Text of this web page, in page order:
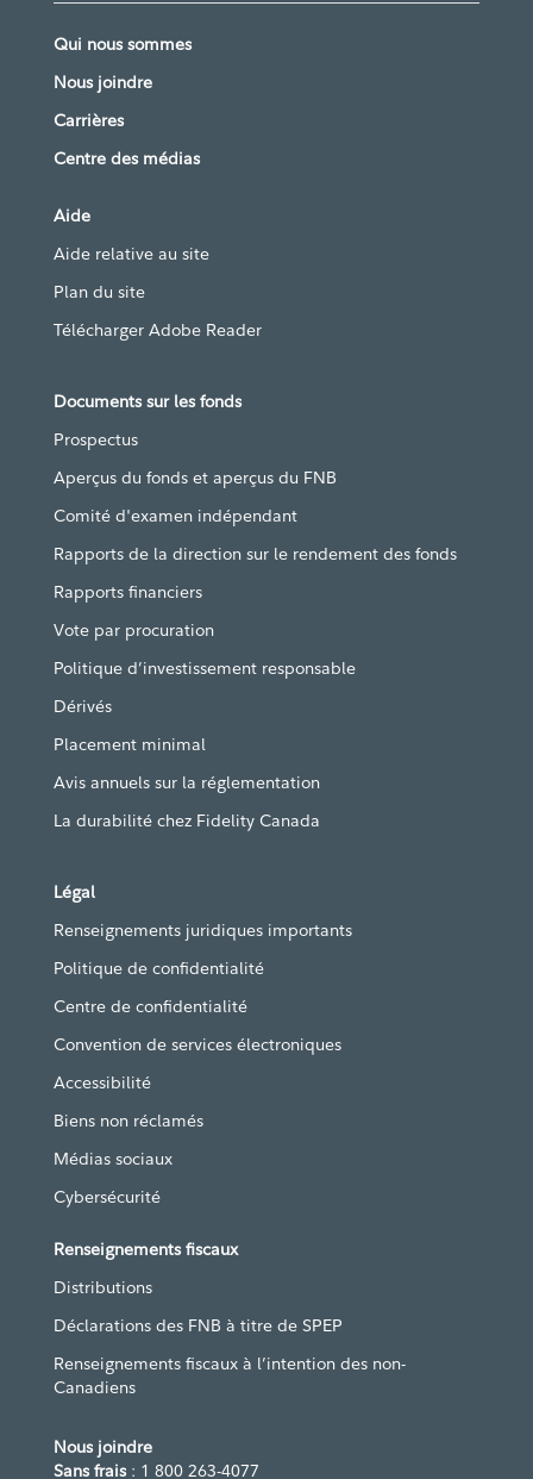
Qui nous sommes
Nous joindre
Carrières
Centre des médias
Aide
Aide relative au site
Plan du site
Télécharger Adobe Reader
Documents sur les fonds
Prospectus
Aperçus du fonds et aperçus du FNB
Comité d'examen indépendant
Rapports de la direction sur le rendement des fonds
Rapports financiers
Vote par procuration
Politique d’investissement responsable
Dérivés
Placement minimal
Avis annuels sur la réglementation
La durabilité chez Fidelity Canada
Légal
Renseignements juridiques importants
Politique de confidentialité
Centre de confidentialité
Convention de services électroniques
Accessibilité
Biens non réclamés
Médias sociaux
Cybersécurité
Renseignements fiscaux
Distributions
Déclarations des FNB à titre de SPEP
Renseignements fiscaux à l’intention des non-
Canadiens
Nous joindre
Sans frais: 1 800 263-4077